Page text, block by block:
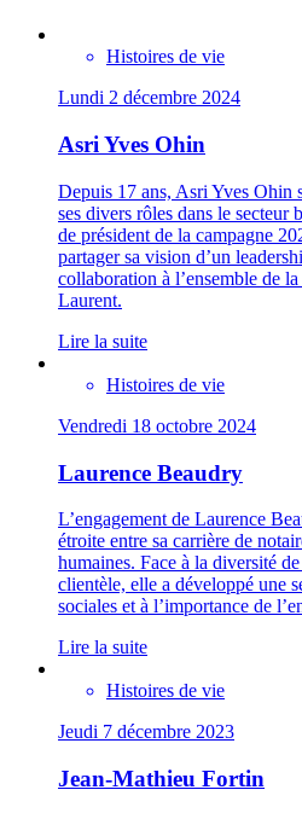
Histoires de vie
Lundi 2 décembre 2024
Asri Yves Ohin
Depuis 17 ans, Asri Yves Ohin
ses divers rôles dans le secteur
de président de la campagne
partager sa vision d’un
collaboration à l’ensemble de
Laurent.
Lire la suite
Histoires de vie
Vendredi 18 octobre 2024
Laurence Beaudry
L’engagement de Laurence
étroite entre sa carrière de
humaines. Face à la diversité
clientèle, elle a développé une
sociales et à l’importance de
Lire la suite
Histoires de vie
Jeudi 7 décembre 2023
Jean-Mathieu Fortin